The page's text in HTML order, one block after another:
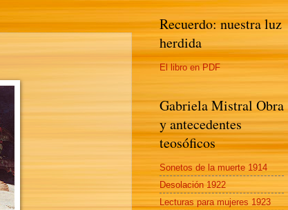
Recuerdo: nuestra luz
herdida
El libro en PDF
Gabriela Mistral Obra
y antecedentes
teosóficos
Sonetos de la muerte 1914
Desolación 1922
Lecturas para mujeres 1923